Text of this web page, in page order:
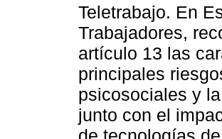
Teletrabajo. En
Trabajadores,
artículo 13 las
principales
psicosociales y
junto con el